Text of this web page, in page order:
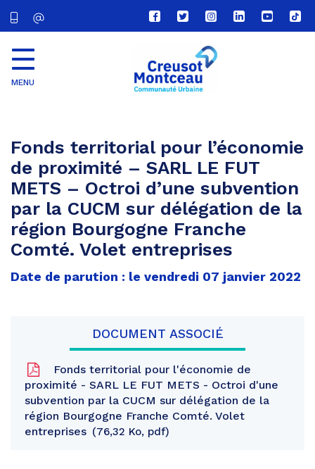
Lien
vers
compte
Facebook
Lien
vers
compte
Twitter
Lien
vers
le
compte
Lien
vers
Lien
vers
Lien
vers
MENU
Fonds territorial pour l’économie
de proximité – SARL LE FUT
METS – Octroi d’une subvention
par la CUCM sur délégation de la
région Bourgogne Franche
Comté. Volet entreprises
Date de parution : le vendredi 07 janvier 2022
DOCUMENT ASSOCIÉ
Fonds territorial pour l'économie de
proximité - SARL LE FUT METS - Octroi d'une
subvention par la CUCM sur délégation de la
région Bourgogne Franche Comté. Volet
entreprises
76,32 Ko, pdf